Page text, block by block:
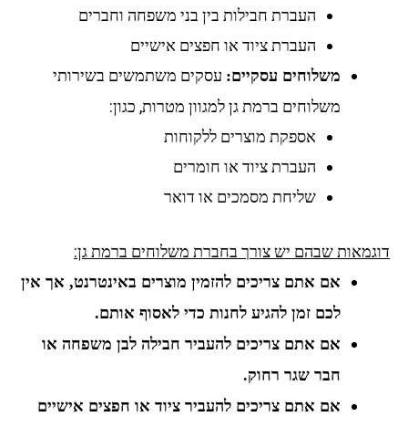
העברת חבילות בין בני משפחה וחברים
העברת ציוד או חפצים אישיים
משלוחים עסקיים:עסקים משתמשים בשירותי
משלוחים ברמת גן למגוון מטרות, כגון:
אספקת מוצרים ללקוחות
העברת ציוד או חומרים
שליחת מסמכים או דואר
שבהם יש צורך בחברת משלוחים ברמת גן:
אם אתם צריכים להזמין מוצרים באינטרנט, אך אין
לכם זמן להגיע לחנות כדי לאסוף אותם.
אם אתם צריכים להעביר חבילה לבן משפחה או
חבר שגר רחוק.
אם אתם צריכים להעביר ציוד או חפצים אישיים